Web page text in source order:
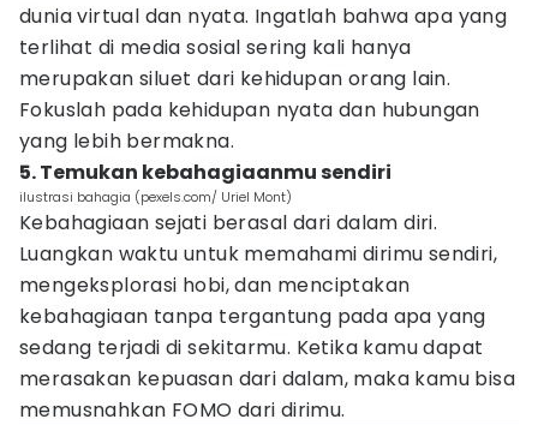
dunia virtual dan nyata. Ingatlah bahwa apa yang
terlihat di media sosial sering kali hanya
merupakan siluet dari kehidupan orang lain.
Fokuslah pada kehidupan nyata dan hubungan
yang lebih bermakna.
5. Temukan kebahagiaanmu sendiri
ilustrasi bahagia (pexels.com/ Uriel Mont)
Kebahagiaan sejati berasal dari dalam diri.
Luangkan waktu untuk memahami dirimu sendiri,
mengeksplorasi hobi, dan menciptakan
kebahagiaan tanpa tergantung pada apa yang
sedang terjadi di sekitarmu. Ketika kamu dapat
merasakan kepuasan dari dalam, maka kamu bisa
memusnahkan FOMO dari dirimu.